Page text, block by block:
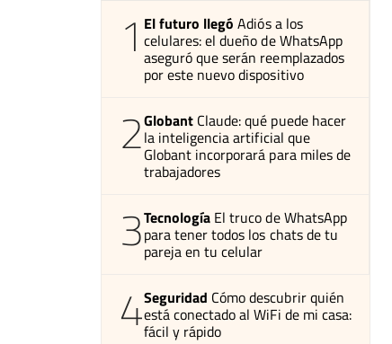
1 El futuro llegó Adiós a los
celulares: el dueño de WhatsApp
aseguró que serán reemplazados
por este nuevo dispositivo
2Globant Claude: qué puede hacer
la inteligencia artificial que
Globant incorporará para miles de
trabajadores
3Tecnología El truco de WhatsApp
para tener todos los chats de tu
pareja en tu celular
4Seguridad Cómo descubrir quién
está conectado al WiFi de mi casa:
fácil y rápido